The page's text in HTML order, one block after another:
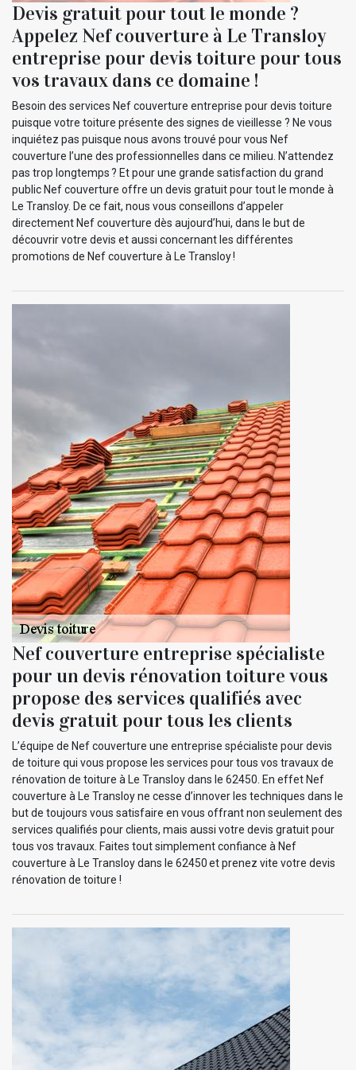
Devis gratuit pour tout le monde ?
Appelez Nef couverture à Le Transloy
entreprise pour devis toiture pour tous
vos travaux dans ce domaine !
Besoin des services Nef couverture entreprise pour devis toiture
puisque votre toiture présente des signes de vieillesse ? Ne vous
inquiétez pas puisque nous avons trouvé pour vous Nef
couverture l’une des professionnelles dans ce milieu. N’attendez
pas trop longtemps ? Et pour une grande satisfaction du grand
public Nef couverture offre un devis gratuit pour tout le monde à
Le Transloy. De ce fait, nous vous conseillons d’appeler
directement Nef couverture dès aujourd’hui, dans le but de
découvrir votre devis et aussi concernant les différentes
promotions de Nef couverture à Le Transloy !
Nef couverture entreprise spécialiste
pour un devis rénovation toiture vous
propose des services qualifiés avec
devis gratuit pour tous les clients
L’équipe de Nef couverture une entreprise spécialiste pour devis
de toiture qui vous propose les services pour tous vos travaux de
rénovation de toiture à Le Transloy dans le 62450. En effet Nef
couverture à Le Transloy ne cesse d’innover les techniques dans le
but de toujours vous satisfaire en vous offrant non seulement des
services qualifiés pour clients, mais aussi votre devis gratuit pour
tous vos travaux. Faites tout simplement confiance à Nef
couverture à Le Transloy dans le 62450 et prenez vite votre devis
rénovation de toiture !